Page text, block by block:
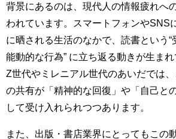
背景にあるのは、現代人の情報疲れへ
われています。スマートフォンやSNS
に晒される生活のなかで、読書という“
能動的な行為” に立ち返る動きが生ま
Z世代やミレニアル世代のあいだでは
の共有が「精神的な回復」や「自己と
して受け入れられつつあります。
また、出版・書店業界にとってもこの